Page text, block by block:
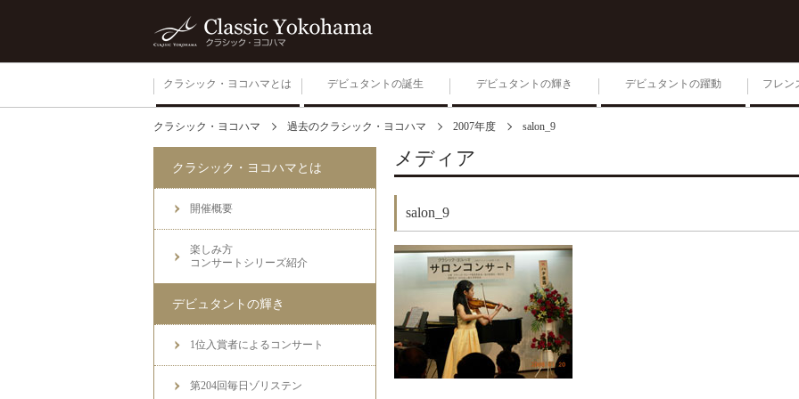
クラシック・ヨコハマとは
開催概要
楽しみ方
コンサートシリーズ紹介
デビュタントの誕生 デビュタントの輝き
1位入賞者によるコンサー
生きる 2026
デビュタントの躍動 フレン
クラシック・ヨコハマ 過去のクラシック・ヨコハマ 2007年度 salon_9
メディア
salon_9
クラシック・ヨコハマとは
開催概要
楽しみ方
コンサートシリーズ紹介
デビュタントの輝き
1位入賞者によるコンサート
第204回毎日ゾリステン